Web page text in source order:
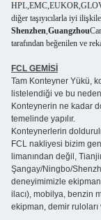
diğer taşıyıcılarla iyi
Shenzhen,Guangzhou
tarafından beğenilen ve
FCL GEMİSİ
Tam Konteyner Yükü,
listelendiği ve bu
Konteynerin ne kadar
temelinde yapılır.
Konteynerlerin
FCL nakliyesi bizim
limanından değil,
Şangay/Ningbo/
deneyimimizle
ilacı), mobilya, benzin
ekipman, demir